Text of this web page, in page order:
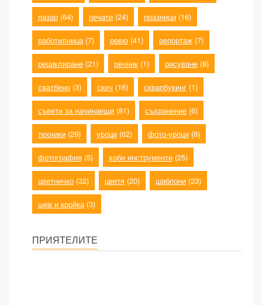
пазар (64) печати (24) празници (16)
работилница (7) ревю (41) репортаж (7)
рециклиране (21) речник (1) рисуване (8)
сватбено (3) скеч (16) скрапбукинг (1)
съвети за начинаещи (81) съхранение (6)
техники (29) уроци (62) фото-уроци (8)
фотография (5) хоби инструменти (25)
цветничко (32) цветя (20) шаблони (23)
шев и кройка (3)
ПРИЯТЕЛИТЕ